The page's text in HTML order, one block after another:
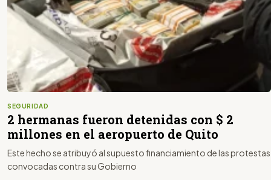
SEGURIDAD
2 hermanas fueron detenidas con $ 2
millones en el aeropuerto de Quito
Este hecho se atribuyó al supuesto financiamiento de las protestas
convocadas contra su Gobierno